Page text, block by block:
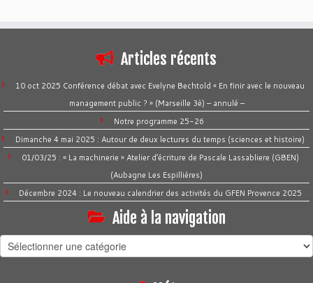
Articles récents
10 oct 2025 Conférence débat avec Evelyne Bechtold « En finir avec le nouveau
management public ? » (Marseille 3è) – annulé –
Notre programme 25-26
Dimanche 4 mai 2025 : Autour de deux lectures du temps (sciences et histoire)
01/03/25 : « La machinerie » Atelier d’écriture de Pascale Lassabliere (GBEN)
(Aubagne Les Espillières)
Décembre 2024 : Le nouveau calendrier des activités du GFEN Provence 2025
Aide à la navigation
Aide
à